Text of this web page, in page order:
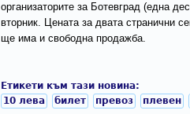
организаторите за Ботевград (една
вторник. Цената за двата странични
ще има и свободна продажба.
Етикети към тази новина:
10 лева
билет превоз плевен